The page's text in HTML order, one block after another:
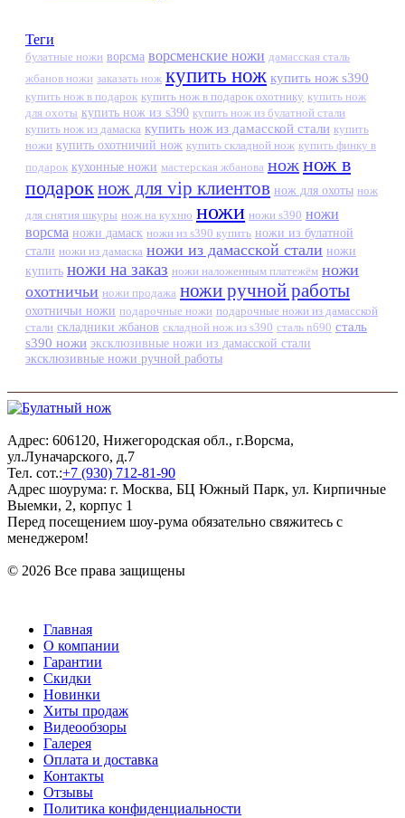
Теги
булатные ножи ворсма ворсменские ножи дамасская сталь
жбанов ножи заказать нож купить нож купить нож s390
купить нож в подарок купить нож в подарок охотнику купить нож
для охоты купить нож из s390 купить нож из булатной стали
купить нож из дамаска купить нож из дамасской стали купить
ножи купить охотничий нож купить складной нож купить финку в
подарок кухонные ножи мастерская жбанова ножнож в
подарокнож для vip клиентов нож для охоты нож
для снятия шкуры нож на кухню ножи ножи s390 ножи
ворсма ножи дамаск ножи из s390 купить ножи из булатной
стали ножи из дамаска ножи из дамасской стали ножи
купить ножи на заказ ножи наложенным платежём ножи
охотничьи ножи продажа ножи ручной работы
охотничьи ножи подарочные ножи подарочные ножи из дамасской
стали складники жбанов складной нож из s390 сталь n690 сталь
s390 ножи эксклюзивные ножи из дамасской стали
эксклюзивные ножи ручной работы
Адрес: 606120, Нижегородская обл., г.Ворсма,
ул.Луначарского, д.7
Тел. сот.:+7 (930) 712-81-90
Адрес шоурума: г. Москва, БЦ Южный Парк, ул. Кирпичные
Выемки, 2, корпус 1
Перед посещением шоу-рума обязательно свяжитесь с
менеджером!
© 2026 Все права защищены
Главная
О компании
Гарантии
Скидки
Новинки
Хиты продаж
Видеообзоры
Галерея
Оплата и доставка
Контакты
Отзывы
Политика конфиденциальности